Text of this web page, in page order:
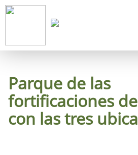
Parque de las
fortificaciones
con las tres